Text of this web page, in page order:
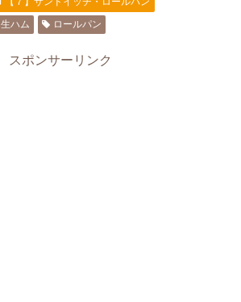
生ハム ロールパン
スポンサーリンク